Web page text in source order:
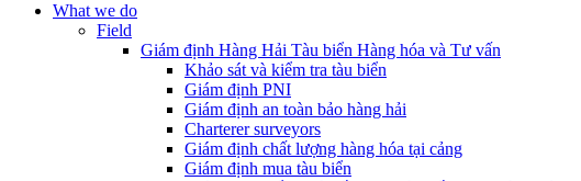
What we do
Field
Giám định Hàng Hải Tàu biển Hàng hóa và Tư vấn
Khảo sát và kiểm tra tàu biển
Giám định PNI
Giám định an toàn bảo hàng hải
Charterer surveyors
Giám định chất lượng hàng hóa tại cảng
​Giám định mua tàu biển